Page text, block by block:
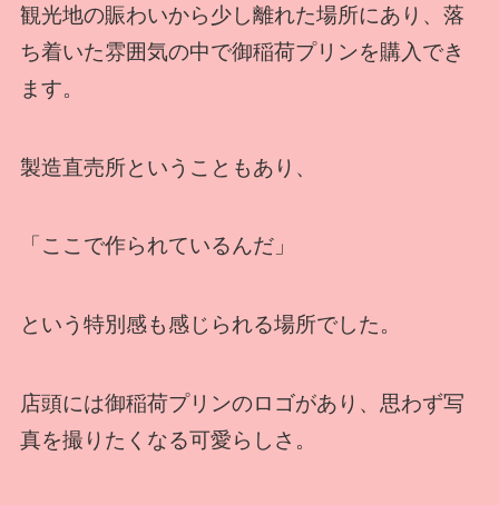
観光地の賑わいから少し離れた場所にあり、落
ち着いた雰囲気の中で御稲荷プリンを購入でき
ます。
製造直売所ということもあり、
「ここで作られているんだ」
という特別感も感じられる場所でした。
店頭には御稲荷プリンのロゴがあり、思わず写
真を撮りたくなる可愛らしさ。